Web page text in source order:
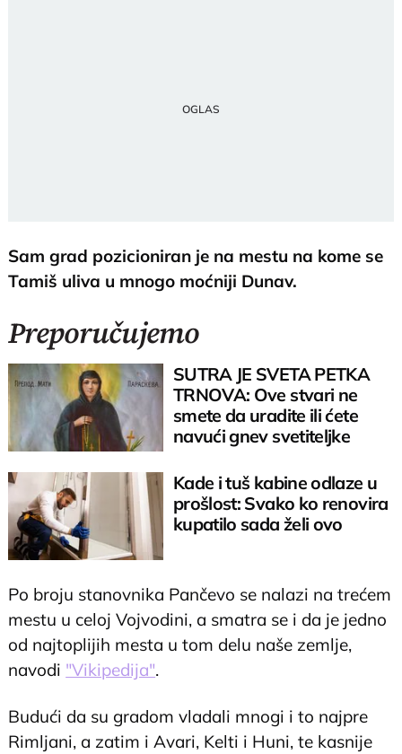
Sam grad pozicioniran je na mestu na kome se
Tamiš uliva u mnogo moćniji Dunav.
Preporučujemo
SUTRA JE SVETA PETKA
TRNOVA: Ove stvari ne
smete da uradite ili ćete
navući gnev svetiteljke
Kade i tuš kabine odlaze u
prošlost: Svako ko renovira
kupatilo sada želi ovo
Po broju stanovnika Pančevo se nalazi na trećem
mestu u celoj Vojvodini, a smatra se i da je jedno
od najtoplijih mesta u tom delu naše zemlje,
navodi "Vikipedija".
Budući da su gradom vladali mnogi i to najpre
Rimljani, a zatim i Avari, Kelti i Huni, te kasnije